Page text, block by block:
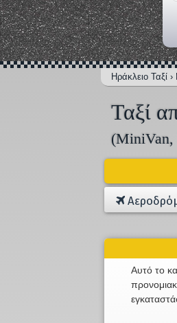
Ηράκλειο Ταξί ›
Ταξί
(MiniVan,
Αυτό το